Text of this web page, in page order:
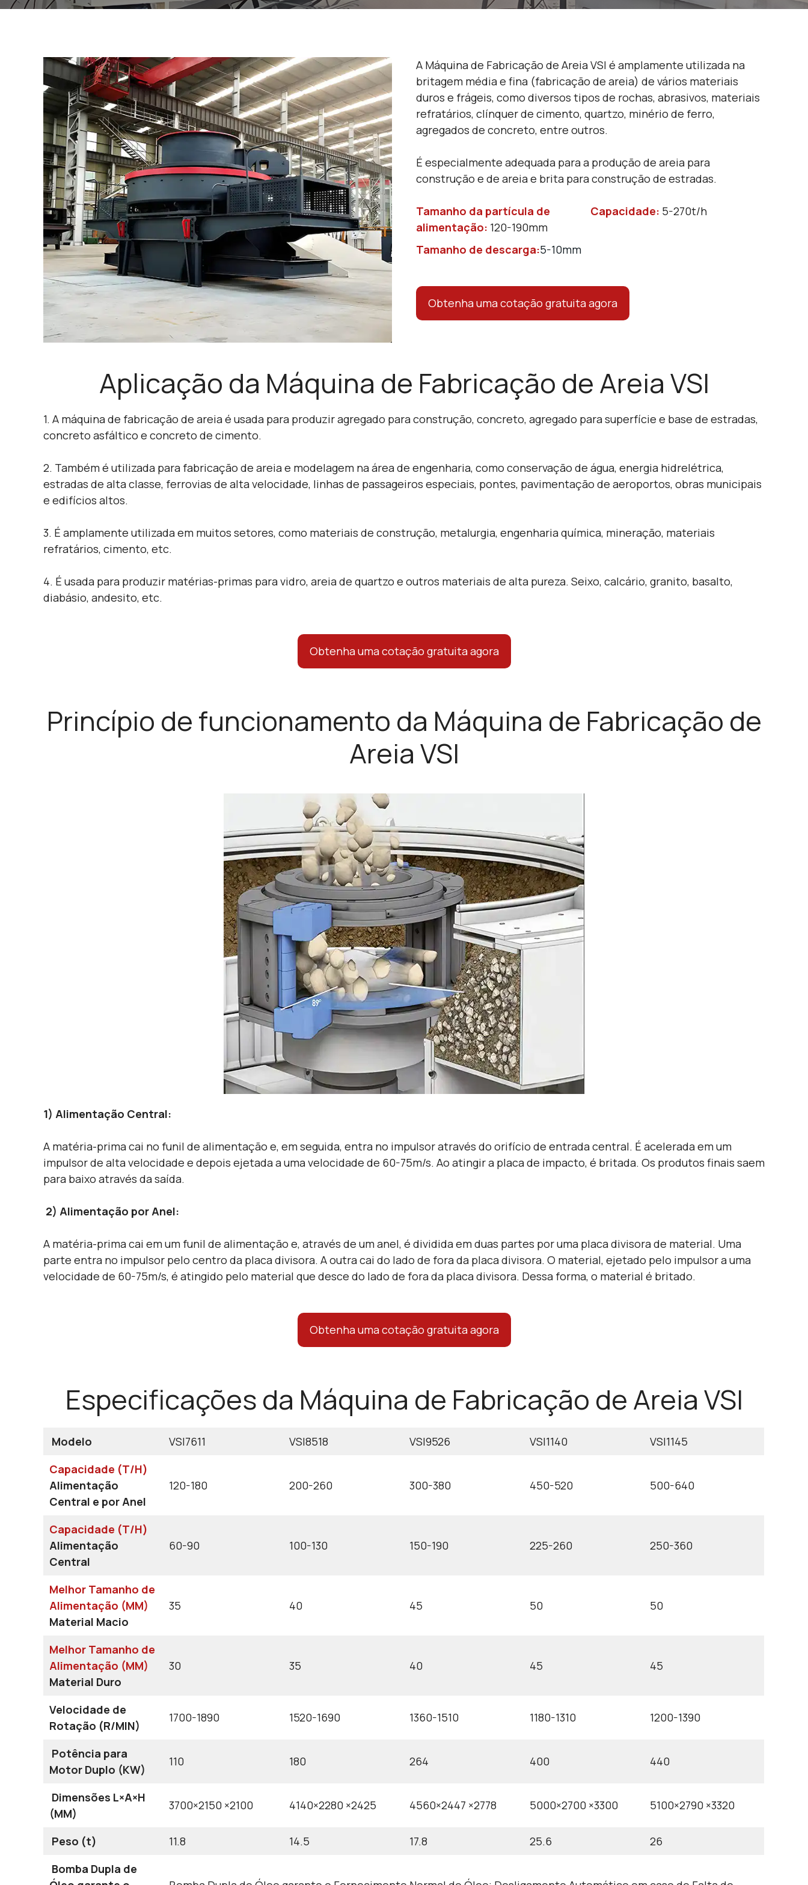
A Máquina de Fabricação de Areia VSI é amplamente utilizada na
britagem média e fina (fabricação de areia) de vários materiais
duros e frágeis, como diversos tipos de rochas, abrasivos, materiais
refratários, clínquer de cimento, quartzo, minério de ferro,
agregados de concreto, entre outros.
É especialmente adequada para a produção de areia para
construção e de areia e brita para construção de estradas.
Tamanho da partícula de
alimentação: 120-190mm
Capacidade: 5-270t/h
Tamanho de descarga:5-10mm
Obtenha uma cotação gratuita agora
Aplicação da Máquina de Fabricação de Areia VSI
1. A máquina de fabricação de areia é usada para produzir agregado para construção, concreto, agregado para superfície e base de estradas,
concreto asfáltico e concreto de cimento.
2. Também é utilizada para fabricação de areia e modelagem na área de engenharia, como conservação de água, energia hidrelétrica,
estradas de alta classe, ferrovias de alta velocidade, linhas de passageiros especiais, pontes, pavimentação de aeroportos, obras municipais
e edifícios altos.
3. É amplamente utilizada em muitos setores, como materiais de construção, metalurgia, engenharia química, mineração, materiais
refratários, cimento, etc.
4. É usada para produzir matérias-primas para vidro, areia de quartzo e outros materiais de alta pureza. Seixo, calcário, granito, basalto,
diabásio, andesito, etc.
Obtenha uma cotação gratuita agora
Princípio de funcionamento da Máquina de Fabricação de
Areia VSI
1) Alimentação Central:
A matéria-prima cai no funil de alimentação e, em seguida, entra no impulsor através do orifício de entrada central. É acelerada em um
impulsor de alta velocidade e depois ejetada a uma velocidade de 60-75m/s. Ao atingir a placa de impacto, é britada. Os produtos finais saem
para baixo através da saída.
2) Alimentação por Anel:
A matéria-prima cai em um funil de alimentação e, através de um anel, é dividida em duas partes por uma placa divisora de material. Uma
parte entra no impulsor pelo centro da placa divisora. A outra cai do lado de fora da placa divisora. O material, ejetado pelo impulsor a uma
velocidade de 60-75m/s, é atingido pelo material que desce do lado de fora da placa divisora. Dessa forma, o material é britado.
Obtenha uma cotação gratuita agora
Especificações da Máquina de Fabricação de Areia VSI
Modelo VSI7611 VSI8518 VSI9526 VSI1140
VSI1145
Capacidade (T/H)
Alimentação
Central e por Anel
120-180 200-260 300-380 450-520 500-640
Capacidade (T/H)
Alimentação
Central
60-90 100-130 150-190 225-260 250-360
Melhor Tamanho de
Alimentação (MM)
Material Macio
35 40 45 50 50
Melhor Tamanho de
Alimentação (MM)
Material Duro
30 35 40 45 45
Velocidade de
Rotação (R/MIN)
1700-1890 1520-1690 1360-1510 1180-1310 1200-1390
Potência para
Motor Duplo (KW)
110 180 264 400 440
Dimensões L×A×H
(MM)
3700×2150 ×2100 4140×2280 ×2425 4560×2447 ×2778 5000×2700 ×3300 5100×2790 ×3320
Peso (t) 11.8 14.5 17.8 25.6
26
Bomba Dupla de